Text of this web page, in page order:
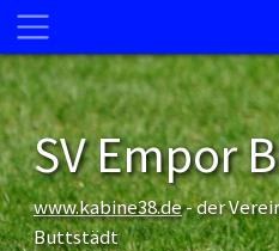
SV Empor
www.kabine38.de- der
Buttstädt